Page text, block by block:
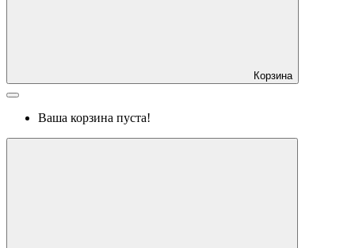
Корзина
Ваша корзина пуста!